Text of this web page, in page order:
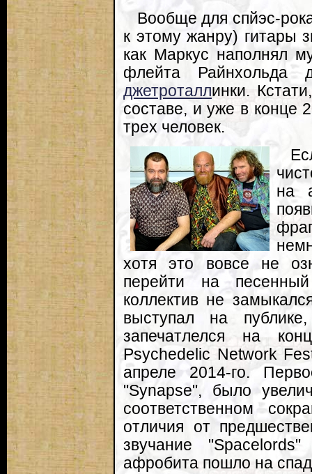
Вообще для спйэс-
к этому жанру) гитары
как Маркус наполнял
флейта Райнхольда
джетроталлинки.
составе, и уже в конце
трех человек.
на
хотя это вовсе не
перейти на
коллектив не
выступал на
запечатлелся на
Psychedelic Network
апреле 2014-го.
"Synapse", было
соответственном
отличия от
звучание
афробита пошло на